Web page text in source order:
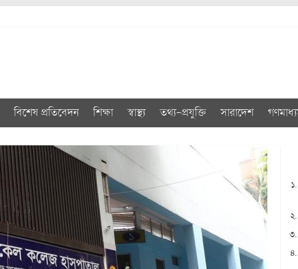
বিশেষ প্রতিবেদন শিক্ষা স্বাস্থ্য তথ্য-প্রযুক্তি সারাদেশ